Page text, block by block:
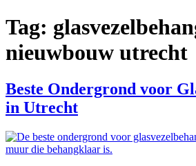
Tag:
nieuwbouw utrecht
Beste Ondergrond voor
in Utrecht